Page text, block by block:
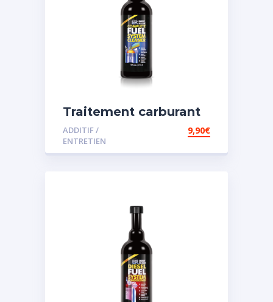
Traitement carburant
diesel et essence
ADDITIF /
ENTRETIEN
9,90€